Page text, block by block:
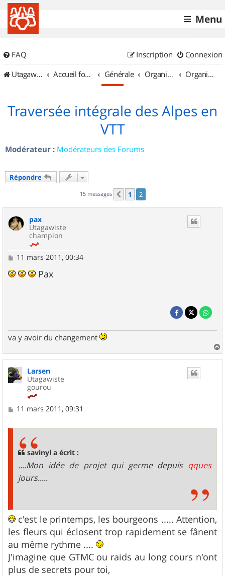
Menu
FAQ Connexion
Inscription
UtagawaVTT (Randos VTT et VTTAE avec traces GPS)
Accueil forum Générale Organisation de sorties & Recherche de partenaires Organisation de sorties ailleurs
Traversée intégrale des Alpes en
VTT
Modérateur : Modérateurs des Forums
Répondre
15 messages Précédent
1 2
pax
Utagawiste
champion
M
s
11 mars 2011, 00:34
Pax
va y avoir du changement
a
Larsen
Utagawiste
gourou
M11 mars 2011, 09:31
savinyl a écrit :
....Mon idée de projet qui germe depuis qques
jours.....
c'est le printemps, les bourgeons ..... Attention,
les fleurs qui éclosent trop rapidement se fânent
au même rythme ....
J'imagine que GTMC ou raids au long cours n'ont
plus de secrets pour toi,